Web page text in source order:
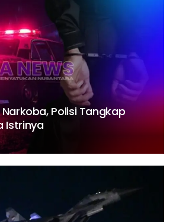
Polisi Tangkap
Istrinya